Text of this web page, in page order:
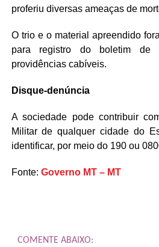
proferiu diversas ameaças de
O trio e o material apreendido
para registro do boletim de
providências cabíveis.
Disque-denúncia
A sociedade pode contribuir
Militar de qualquer cidade do
identificar, por meio do 190 ou
Fonte: Governo MT – MT
COMENTE ABAIXO: